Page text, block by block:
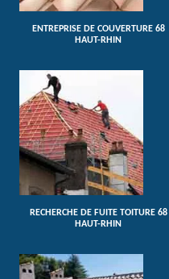
ENTREPRISE DE COUVERTURE 68
HAUT-RHIN
RECHERCHE DE FUITE TOITURE 68
HAUT-RHIN